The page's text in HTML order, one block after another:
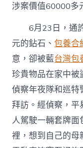
涉案價值60000多
6月23日，通
元的鉆石、包養合
意，卻被藍台灣包
珍貴物品在家中
偵察年夜隊和巡特
拜訪。經偵察，
人駕駛一輛套牌面
裡，想到自己的